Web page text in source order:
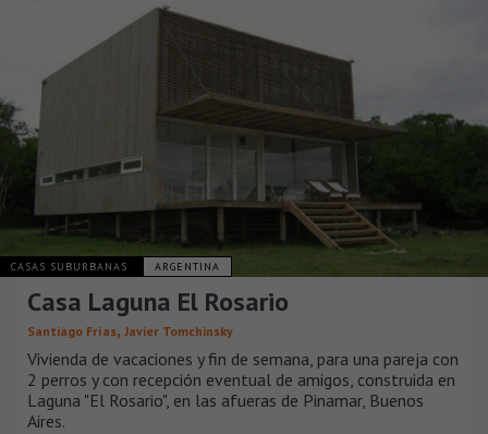
CASAS SUBURBANAS ARGENTINA
Casa Laguna El Rosario
Santiago Frías, Javier Tomchinsky
Vivienda de vacaciones y fin de semana, para una pareja con
2 perros y con recepción eventual de amigos, construida en
Laguna "El Rosario", en las afueras de Pinamar, Buenos
Aires.